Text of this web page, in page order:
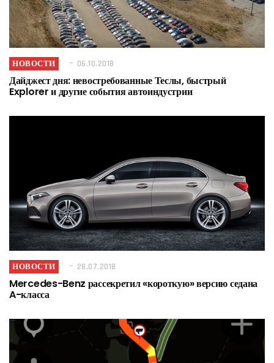
НОВОСТИ 06.10.2018
Дайджест дня: невостребованные Теслы, быстрый
Explorer и другие события автоиндустрии
НОВОСТИ 28.07.2018
Mercedes-Benz рассекретил «короткую» версию седана
A-класса